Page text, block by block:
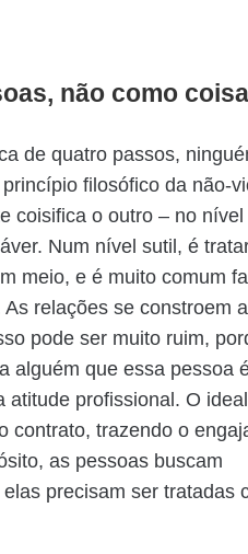
não como
de quatro passos,
filosófico da não-
coisifica o outro – no
Num nível sutil, é
meio, e é muito comum
relações se constroem
pode ser muito ruim,
alguém que essa pessoa
atitude profissional. O
contrato, trazendo o
as pessoas buscam
precisam ser tratadas